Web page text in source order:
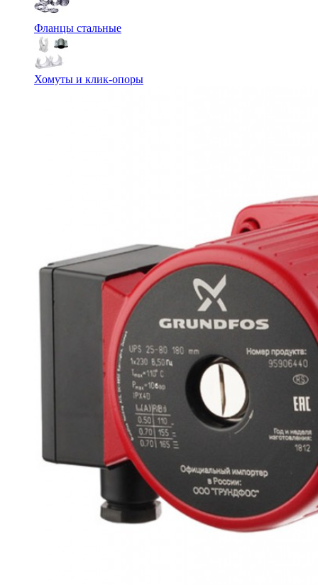
Фланцы стальные
Хомуты и клик-опоры